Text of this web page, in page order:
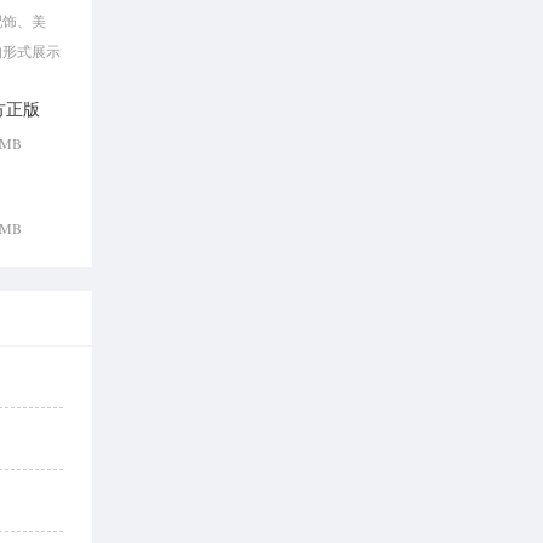
、美
式展示
正版